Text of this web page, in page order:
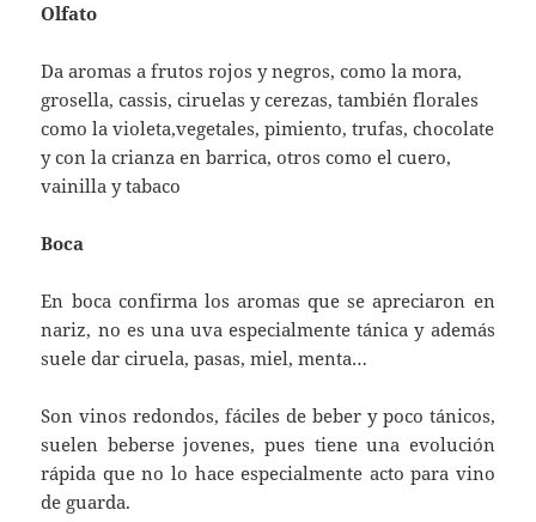
Olfato
Da aromas a frutos rojos y negros, como la mora,
grosella, cassis, ciruelas y cerezas, también florales
como la violeta,vegetales, pimiento, trufas, chocolate
y con la crianza en barrica, otros como el cuero,
vainilla y tabaco
Boca
En boca confirma los aromas que se apreciaron en
nariz, no es una uva especialmente tánica y además
suele dar ciruela, pasas, miel, menta…
Son vinos redondos, fáciles de beber y poco tánicos,
suelen beberse jovenes, pues tiene una evolución
rápida que no lo hace especialmente acto para vino
de guarda.